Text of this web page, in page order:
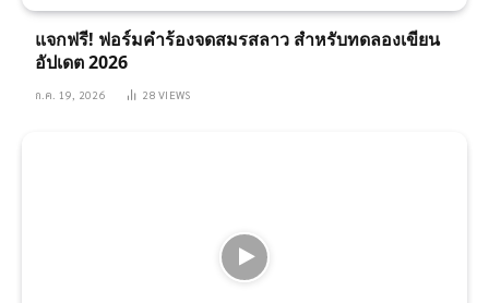
แจกฟรี! ฟอร์มคำร้องจดสมรสลาว สำหรับทดลองเขียน
อัปเดต 2026
ก.ค. 19, 2026 28VIEWS